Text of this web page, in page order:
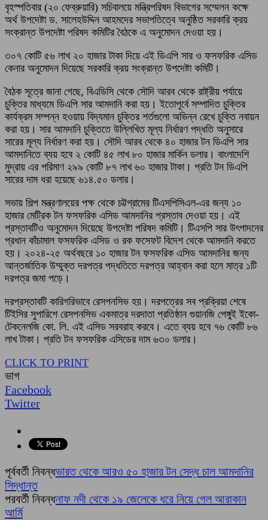
বৃহস্পতিবার (২০ ফেব্রুয়ারি) সচিবালয়ে মন্ত্রিপরিষদ বিভাগের সম্মেলন কক্ষে
অর্থ উপদেষ্টা ড. সালেহউদ্দিন আহমদের সভাপতিত্বে অনুষ্ঠিত সরকারি ক্রয়
সংক্রান্ত উপদেষ্টা পরিষদ কমিটির বৈঠকে এ অনুমোদন দেওয়া হয়।
৩০৭ কোটি ৫৬ লাখ ২০ হাজার টাকা দিয়ে এই ডিএপি সার ও ফসফরিক এসিড
কেনার অনুমোদন দিয়েছে সরকারি ক্রয় সংক্রান্ত উপদেষ্টা কমিটি।
বৈঠক সূত্রে জানা গেছে, বিএডিসি থেকে সৌদি আরব থেকে রাষ্ট্রীয় পর্যায়ে
চুক্তির মাধ্যমে ডিএপি সার আমদানি করা হয়। ইতোপূর্বে সম্পাদিত চুক্তির
কার্যক্রম সম্পন্ন হওয়ায় বিদ্যমান চুক্তির শর্তগুলো অভিন্ন রেখে চুক্তি নবায়ন
করা হয়। সার আমদানি চুক্তিতে উল্লিখিত মূল্য নির্ধারণ পদ্ধতি অনুসারে
সারের মূল্য নির্ধারণ করা হয়। সৌদি আরব থেকে ৪০ হাজার টন ডিএপি সার
আমদানিতে ব্যয় হবে ২ কোটি ৪৫ লাখ ৮০ হাজার মার্কিন ডলার। বাংলাদেশি
মুদ্রায় এর পরিমাণ ২৯৯ কোটি ৮৭ লাখ ৬০ হাজার টাকা। প্রতি টন ডিএপি
সারের দাম ধরা হয়েছে ৬১৪.৫০ ডলার।
সভায় শিল্প মন্ত্রণালয়ের পক্ষ থেকে চট্টগ্রামের টিএসপিসিএল-এর জন্য ১০
হাজার মেট্রিক টন ফসফরিক এসিড আমদানির প্রস্তাব দেওয়া হয়। এই
প্রস্তাবটিও অনুমোদন দিয়েছে উপদেষ্টা পরিষদ কমিটি। টিএসপি সার উৎপাদনের
প্রধান কাঁচামাল ফসফরিক এসিড ও রক ফসেফট বিদেশ থেকে আমদানি করতে
হয়। ২০২৪-২৫ অর্থবছরে ১০ হাজার টন ফসফরিক এসিড আমদানির জন্য
আন্তর্জাতিক উম্মুক্ত দরপত্র পদ্ধতিতে দরপত্র আহ্বান করা হলে মাত্র ১টি
দরপত্র জমা পড়ে।
দরপ্রস্তাবটি কারিগরিভাবে রেসপনসিভ হয়। দরপত্রের সব প্রক্রিয়া শেষে
টিইসির সুপারিশে রেসপনসিভ একমাত্র দরদাতা প্রতিষ্ঠান গুয়ানজি পেঙ্গুই ইকো-
টেকনেলজি কো. লি. এই এসিড সরবরাহ করবে। এতে ব্যয় হবে ৭৬ কোটি ৮৬
লাখ টাকা। প্রতি টন ফসফরিক এসিডের দাম ৬৩০ ডলার।
CLICK TO PRINT
ভাগ
Facebook
Twitter
পূর্ববর্তী নিবন্ধভারত থেকে আরও ৫০ হাজার টন সেদ্ধ চাল আমদানির
সিদ্ধান্ত
পরবর্তী নিবন্ধনাফ নদী থেকে ১৯ জেলেকে ধরে নিয়ে গেল আরাকান
আর্মি